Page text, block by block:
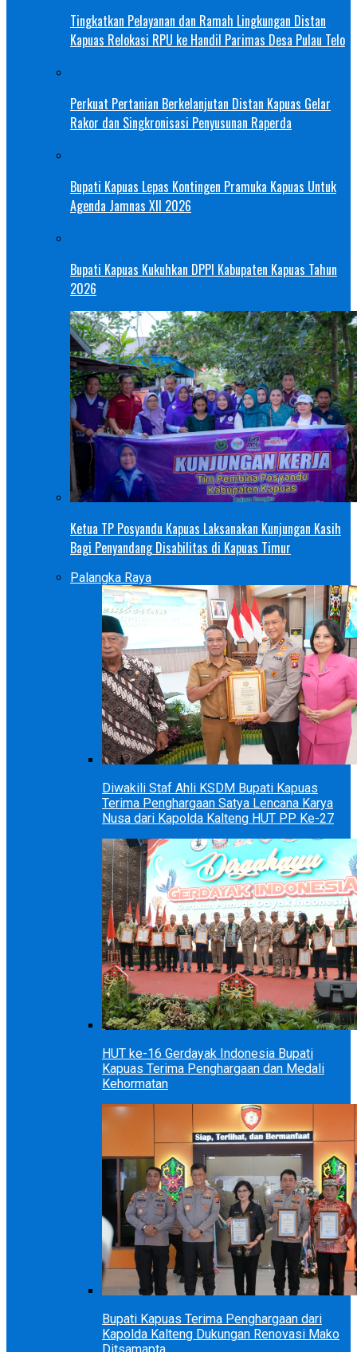
Tingkatkan Pelayanan dan Ramah Lingkungan Distan
Kapuas Relokasi RPU ke Handil Parimas Desa Pulau Telo
Perkuat Pertanian Berkelanjutan Distan Kapuas Gelar
Rakor dan Singkronisasi Penyusunan Raperda
Bupati Kapuas Lepas Kontingen Pramuka Kapuas Untuk
Agenda Jamnas XII 2026
Bupati Kapuas Kukuhkan DPPI Kabupaten Kapuas Tahun
2026
Ketua TP Posyandu Kapuas Laksanakan Kunjungan Kasih
Bagi Penyandang Disabilitas di Kapuas Timur
Palangka Raya
Diwakili Staf Ahli KSDM Bupati Kapuas
Terima Penghargaan Satya Lencana Karya
Nusa dari Kapolda Kalteng HUT PP Ke-27
HUT ke-16 Gerdayak Indonesia Bupati
Kapuas Terima Penghargaan dan Medali
Kehormatan
Bupati Kapuas Terima Penghargaan dari
Kapolda Kalteng Dukungan Renovasi Mako